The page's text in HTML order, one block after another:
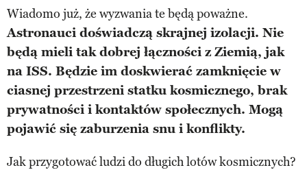
Wiadomo już, że wyzwania te będą poważne.
Astronauci doświadczą skrajnej izolacji. Nie
będą mieli tak dobrej łączności z Ziemią, jak
na ISS. Będzie im doskwierać zamknięcie w
ciasnej przestrzeni statku kosmicznego, brak
prywatności i kontaktów społecznych. Mogą
pojawić się zaburzenia snu i konflikty.
Jak przygotować ludzi do długich lotów kosmicznych?